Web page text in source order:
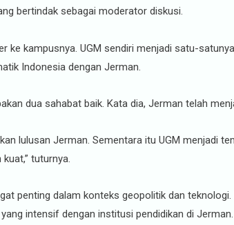
bertindak sebagai moderator diskusi.
ke kampusnya. UGM sendiri menjadi satu-
Indonesia dengan Jerman.
dua sahabat baik. Kata dia, Jerman telah
lulusan Jerman. Sementara itu UGM menjadi
tuturnya.
penting dalam konteks geopolitik dan
intensif dengan institusi pendidikan di Jerman.